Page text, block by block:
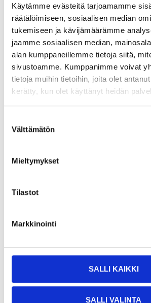
Käytämme evästeitä tarjoamamme
räätälöimiseen, sosiaalisen median
tukemiseen ja kävijämäärämme
jaamme sosiaalisen median,
alan kumppaneillemme tietoja siitä,
sivustoamme. Kumppanimme voivat
tietoja muihin tietoihin, joita olet
kerätty, kun olet käyttänyt heidän
valinta
Välttämätön
Mieltymykset
Tilastot
Markkinointi
SALLI KAIKKI
SALLI VALINTA
Osta &
Osta verkosta ja nouda tavaratalosta jo
Muut asiakkaat
395
a
a
37-421